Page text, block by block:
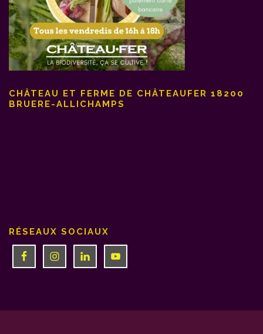
CHÂTEAU ET FERME DE CHÂTEAUFER 18200
BRUERE-ALLICHAMPS
RÉSEAUX SOCIAUX